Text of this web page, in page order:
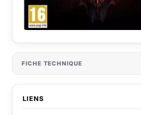
FICHE TECHNIQUE
LIENS